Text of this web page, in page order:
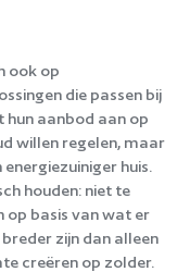
ook op
die passen bij
aanbod aan op
willen regelen, maar
huis.
houden: niet te
op basis van wat er
zijn dan alleen
creëren op zolder.